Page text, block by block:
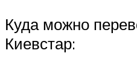
Куда можно
Киевстар: